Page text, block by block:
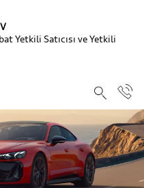
Yetkili Satıcısı ve Yetkili